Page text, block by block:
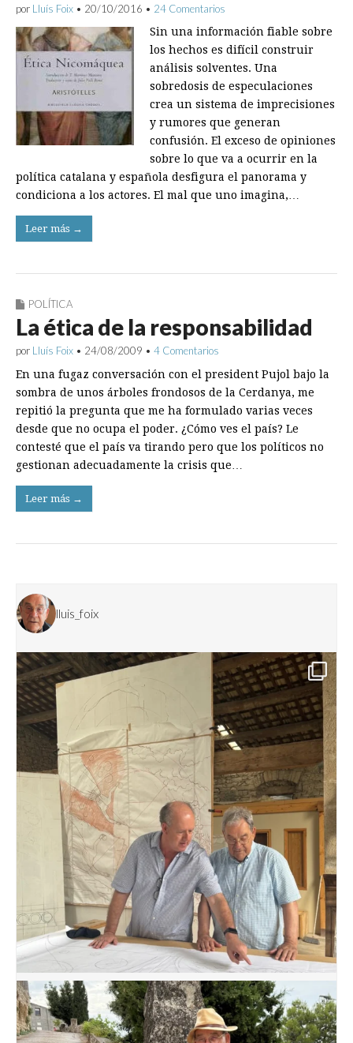
por Lluís Foix • 20/10/2016 • 24 Comentarios
Sin una información fiable sobre
los hechos es difícil construir
análisis solventes. Una
sobredosis de especulaciones
crea un sistema de imprecisiones
y rumores que generan
confusión. El exceso de opiniones
sobre lo que va a ocurrir en la
política catalana y española desfigura el panorama y
condiciona a los actores. El mal que uno imagina,…
Leer más →
POLÍTICA
La ética de la responsabilidad
por Lluís Foix • 24/08/2009 • 4 Comentarios
En una fugaz conversación con el president Pujol bajo la
sombra de unos árboles frondosos de la Cerdanya, me
repitió la pregunta que me ha formulado varias veces
desde que no ocupa el poder. ¿Cómo ves el país? Le
contesté que el país va tirando pero que los políticos no
gestionan adecuadamente la crisis que…
Leer más →
lluis_foix